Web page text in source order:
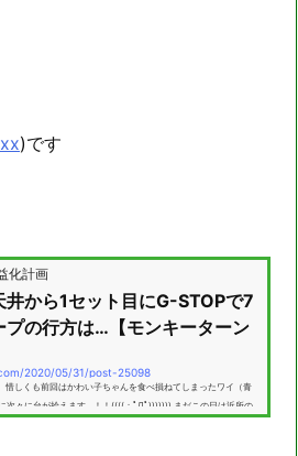
)です
化計画
井から1セット目にG-STOPで7
プの行方は…【モンキーターン
2020/05/31/post-25098
しくも前回はかわい子ちゃんを食べ損ねてしまったワイ（青
次々に台が拾えます…！！((((；ﾟДﾟ))))))) まだこの日は近所の